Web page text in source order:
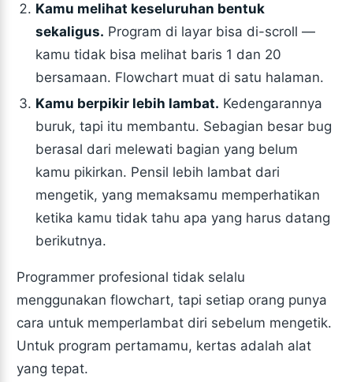
Kamu melihat keseluruhan bentuk
sekaligus. Program di layar bisa di-scroll —
kamu tidak bisa melihat baris 1 dan 20
bersamaan. Flowchart muat di satu halaman.
Kamu berpikir lebih lambat. Kedengarannya
buruk, tapi itu membantu. Sebagian besar bug
berasal dari melewati bagian yang belum
kamu pikirkan. Pensil lebih lambat dari
mengetik, yang memaksamu memperhatikan
ketika kamu tidak tahu apa yang harus datang
berikutnya.
Programmer profesional tidak selalu
menggunakan flowchart, tapi setiap orang punya
cara untuk memperlambat diri sebelum mengetik.
Untuk program pertamamu, kertas adalah alat
yang tepat.